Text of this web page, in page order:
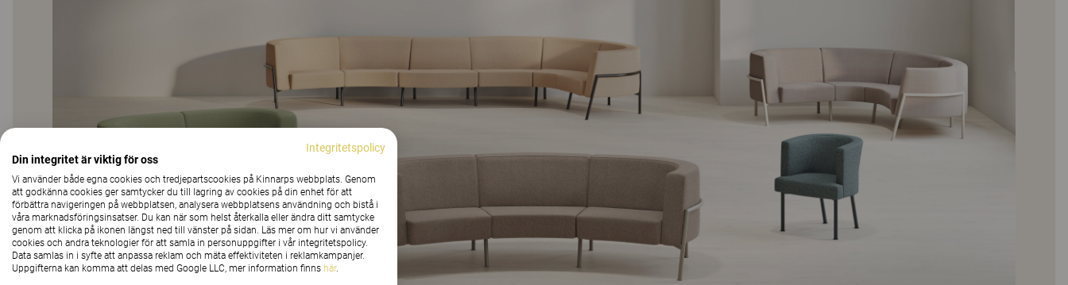
Integritetspolicy
Din integritet är viktig för oss
Vi använder både egna cookies och tredjepartscookies på Kinnarps webbplats. Genom
att godkänna cookies ger samtycker du till lagring av cookies på din enhet för att
förbättra navigeringen på webbplatsen, analysera webbplatsens användning och bistå i
våra marknadsföringsinsatser. Du kan när som helst återkalla eller ändra ditt samtycke
genom att klicka på ikonen längst ned till vänster på sidan. Läs mer om hur vi använder
cookies och andra teknologier för att samla in personuppgifter i vår integritetspolicy.
Data samlas in i syfte att anpassa reklam och mäta effektiviteten i reklamkampanjer.
Uppgifterna kan komma att delas med Google LLC, mer information finns här.